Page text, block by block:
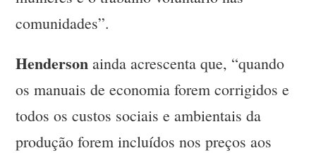
comunidades”.
Henderson ainda acrescenta que, “quando
os manuais de economia forem corrigidos e
todos os custos sociais e ambientais da
produção forem incluídos nos preços aos